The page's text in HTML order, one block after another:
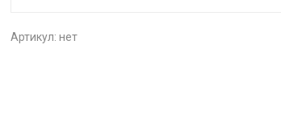
Артикул: нет